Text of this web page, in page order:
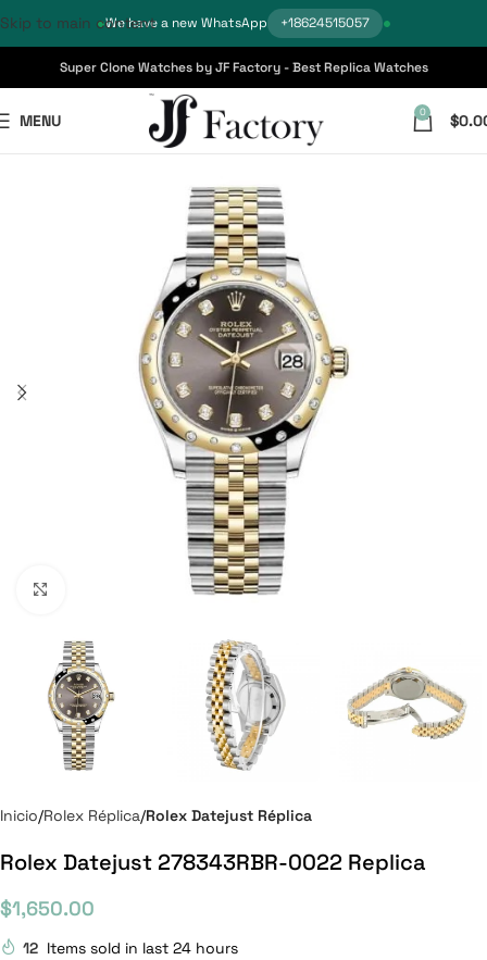
We have a new WhatsApp +18624515057
Skip to main content
Super Clone Watches by JF Factory - Best Replica Watches
MENU 0 $
Inicio Rolex Réplica Rolex Datejust Réplica
Rolex Datejust 278343RBR-0022 Replica
$1,650.00
12 Items sold in last 24 hours